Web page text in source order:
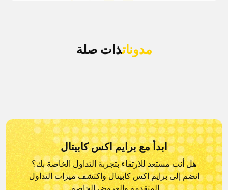
مدوناتذات صلة
ابدأ مع برايم اكس كابيتال
هل أنت مستعد للارتقاء بتجربة التداول الخاصة بك؟
انضم إلى برايم اكس كابيتال واكتشف ميزات التداول